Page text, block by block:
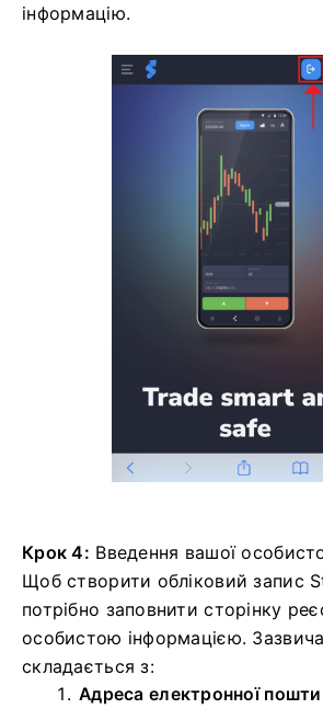
інформацію.
Крок 4: Введення вашої
Щоб створити обліковий запис
потрібно заповнити сторінку
особистою інформацією.
складається з:
Адреса електронної